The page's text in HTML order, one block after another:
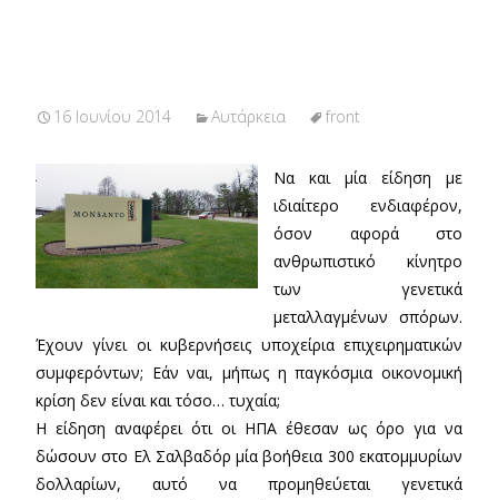
16 Ιουνίου 2014 Αυτάρκεια front
Να και μία είδηση με
ιδιαίτερο ενδιαφέρον,
όσον αφορά στο
ανθρωπιστικό κίνητρο
των γενετικά
μεταλλαγμένων σπόρων.
Έχουν γίνει οι κυβερνήσεις υποχείρια επιχειρηματικών
συμφερόντων; Εάν ναι, μήπως η παγκόσμια οικονομική
κρίση δεν είναι και τόσο… τυχαία;
Η είδηση αναφέρει ότι οι ΗΠΑ έθεσαν ως όρο για να
δώσουν στο Ελ Σαλβαδόρ μία βοήθεια 300 εκατομμυρίων
δολλαρίων, αυτό να προμηθεύεται γενετικά